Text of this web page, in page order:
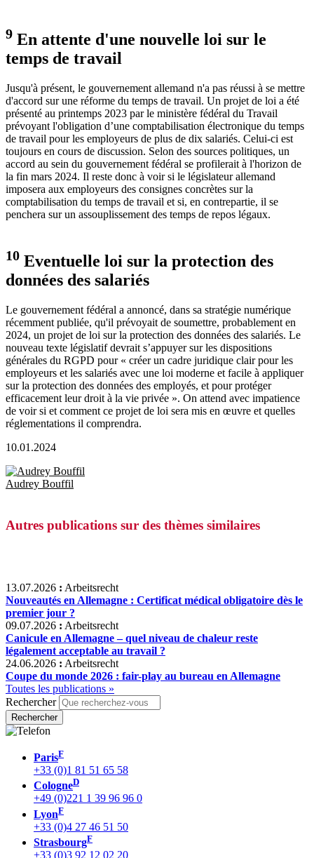
9 En attente d'une nouvelle loi sur le
temps de travail
Jusqu'à présent, le gouvernement allemand n'a pas réussi à se mettre
d'accord sur une réforme du temps de travail. Un projet de loi a été
présenté au printemps 2023 par le ministère fédéral du Travail
prévoyant l'obligation d’une comptabilisation électronique du temps
de travail pour les employeurs de plus de dix salariés. Celui-ci est
toujours en cours de discussion. Selon des sources politiques, un
accord au sein du gouvernement fédéral se profilerait à l'horizon de
la fin mars 2024. Il reste donc à voir si le législateur allemand
imposera aux employeurs des consignes concrètes sur la
comptabilisation du temps de travail et si, en contrepartie, il se
penchera sur un assouplissement des temps de repos légaux.
10 Eventuelle loi sur la protection des
données des salariés
Le gouvernement fédéral a annoncé, dans sa stratégie numérique
récemment publiée, qu'il prévoyait de soumettre, probablement en
2024, un projet de loi sur la protection des données des salariés. Le
nouveau texte législatif devrait s’appuyer sur les dispositions
générales du RGPD pour « créer un cadre juridique clair pour les
employeurs et les salariés avec une loi moderne et facile à appliquer
sur la protection des données des employés, et pour protéger
efficacement leur droit à la vie privée ». On attend avec impatience
de voir si et comment ce projet de loi sera mis en œuvre et quelles
réglementations il comprendra.
10.01.2024
Audrey Bouffil
Autres publications sur des thèmes similaires
13.07.2026 : Arbeitsrecht
Nouveautés en Allemagne : Certificat médical obligatoire dès le
premier jour ?
09.07.2026 : Arbeitsrecht
Canicule en Allemagne – quel niveau de chaleur reste
légalement acceptable au travail ?
24.06.2026 : Arbeitsrecht
Coupe du monde 2026 : fair-play au bureau en Allemagne
Toutes les publications »
Rechercher
ParisF
+33 (0)1 81 51 65 58
CologneD
+49 (0)221 1 39 96 96 0
LyonF
+33 (0)4 27 46 51 50
StrasbourgF
+33 (0)3 92 12 02 20